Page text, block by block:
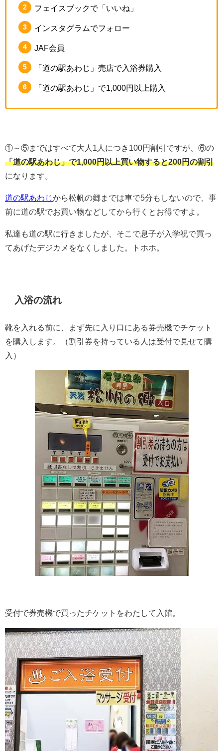
フェイスブックで「いいね」
インスタグラムでフォロー
JAF会員
「道の駅あわじ」売店で入浴券購入
「道の駅あわじ」で1,000円以上購入
①～⑤まではすべて大人1人につき100円割引ですが、⑥の
「道の駅あわじ」で1,000円以上買い物すると200円の割引
になります。
道の駅あわじから松帆の郷までは車で5分もしないので、事
前に道の駅でお買い物などしてから行くとお得ですよ。
私達も道の駅に行きましたが、そこで息子が入学祝で買っ
てあげたデジカメをなくしました。トホホ。
入浴の流れ
靴を入れる前に、まず先に入り口にある券売機でチケット
を購入します。（割引券を持っている人は受付で見せて購
入）
受付で券売機で買ったチケットをわたして入館。